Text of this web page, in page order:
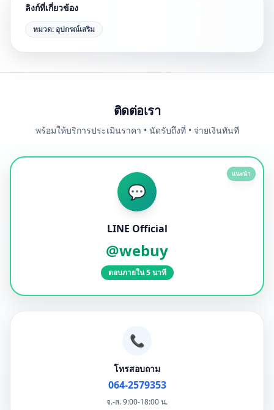
ลิงก์ที่เกี่ยวข้อง
หมวด: อุปกรณ์เสริม
ติดต่อเรา
พร้อมให้บริการประเมินราคา • นัดรับถึงที่ • จ่ายเงินทันที
แนะนำ
💬
LINE Official
@webuy
ตอบภายใน 5 นาที
📞
โทรสอบถาม
064-2579353
จ.-ส. 9:00-18:00 น.